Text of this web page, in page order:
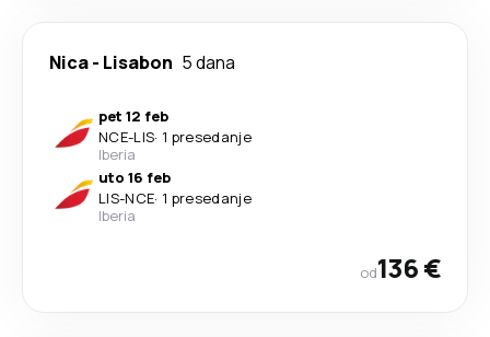
Nica- Lisabon 5 dana
pet 12 feb
NCE-LIS· 1 presedanje
Iberia
uto 16 feb
LIS-NCE· 1 presedanje
Iberia
od136 €